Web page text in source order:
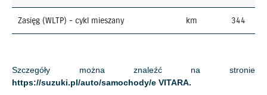
Zasięg (WLTP) - cykl mieszany km 344
Szczegóły można znaleźć na stronie
https://suzuki.pl/auto/samochody/e VITARA.